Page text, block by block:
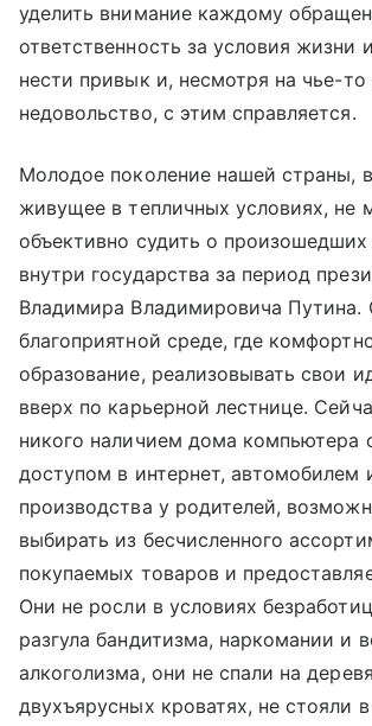
уделить внимание каждому
ответственность за условия жизни
нести привык и, несмотря на чье-то
недовольство, с этим справляется.
Молодое поколение нашей страны,
живущее в тепличных условиях, не
объективно судить о
внутри государства за период
Владимира Владимировича Путина.
благоприятной среде, где
образование, реализовывать свои
вверх по карьерной лестнице.
никого наличием дома компьютера
доступом в интернет, автомобилем
производства у родителей,
выбирать из бесчисленного
покупаемых товаров и
Они не росли в условиях
разгула бандитизма, наркомании и
алкоголизма, они не спали на
двухъярусных кроватях, не стояли